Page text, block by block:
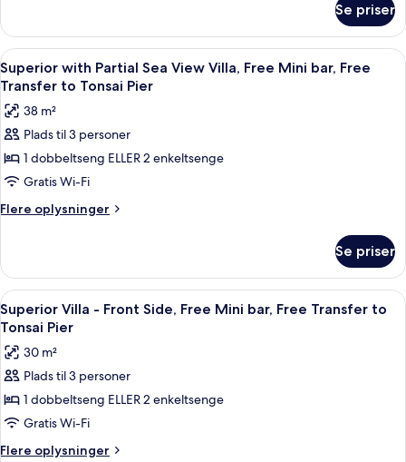
bar,
Free
Transfer
to
Tonsai
Pier
Villa
Front
Side,
Mini
bar,
Transfer
to
Pier
Se priser
Indlæs
alle
billeder
af
Superior
with
Partial
Sea
Free
Mini
bar,
Free
Transfer
to
Tonsai
Pier
Et resort med flere huse i
9
Superior with Partial Sea View Villa, Free Mini bar, Free
Transfer to Tonsai Pier
38 m²
Plads til 3 personer
1 dobbeltseng ELLER 2 enkeltsenge
Gratis Wi-Fi
Flere oplysninger
Flere
with
Partial
Sea
View
Free
Mini
Free
Transfer
Tonsai
Se priser
Indlæs
alle
billeder
af
Superior
Villa
-
Front
En træterrasse med to stole og et
11
Superior Villa - Front Side, Free Mini bar, Free Transfer to
Tonsai Pier
30 m²
Plads til 3 personer
1 dobbeltseng ELLER 2 enkeltsenge
Gratis Wi-Fi
Flere oplysninger
Flere